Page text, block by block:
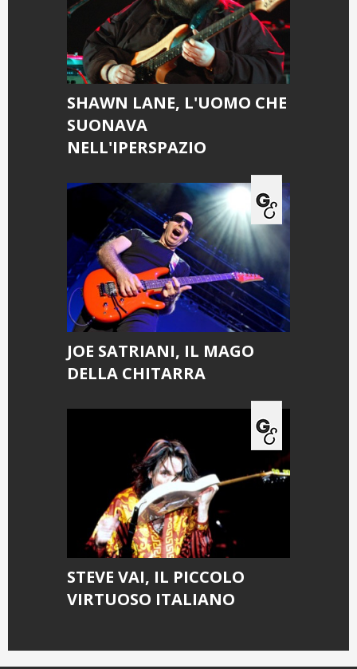
SHAWN LANE, L'UOMO CHE
SUONAVA
NELL'IPERSPAZIO
JOE SATRIANI, IL MAGO
DELLA CHITARRA
STEVE VAI, IL PICCOLO
VIRTUOSO ITALIANO